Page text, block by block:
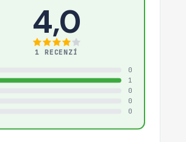
4,0
1 RECENZÍ
0
1
0
0
0